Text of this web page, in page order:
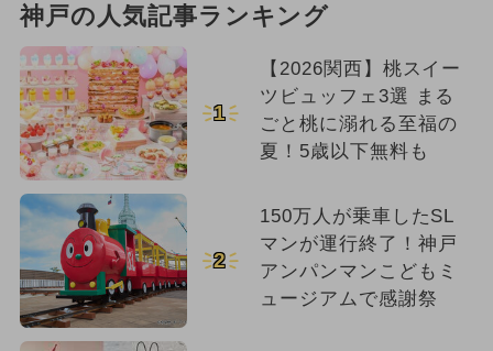
神戸の人気記事ランキング
1
【2026関西】桃スイー
ツビュッフェ3選 まる
ごと桃に溺れる至福の
夏！5歳以下無料も
2
150万人が乗車したSL
マンが運行終了！神戸
アンパンマンこどもミ
ュージアムで感謝祭